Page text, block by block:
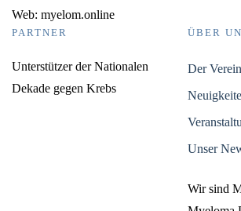
Web: myelom.online
PARTNER
Unterstützer der Nationalen
Dekade gegen Krebs
ÜBER
Der Verein
Unser
Wir sind